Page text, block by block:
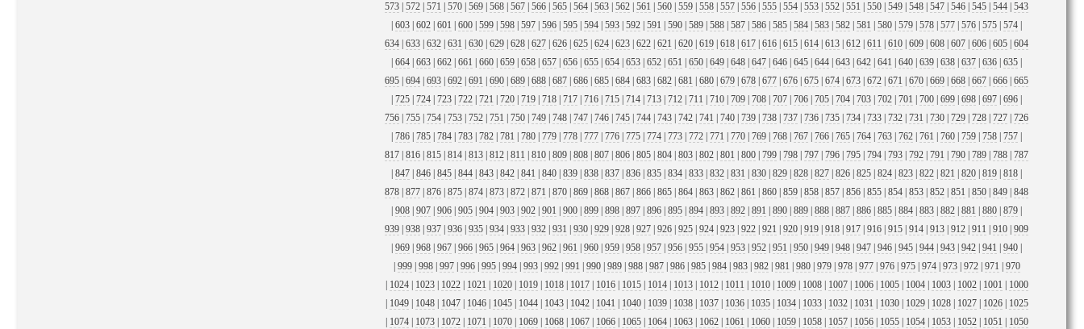
543
|
544
|
545
|
546
|
547
|
548
|
549
|
550
|
551
|
552
|
553
|
554
|
555
|
556
|
557
|
558
|
559
|
560
|
561
|
562
|
563
|
564
|
565
|
566
|
567
|
568
|
569
|
570
|
571
|
572
|
573
574
|
575
|
576
|
577
|
578
|
579
|
580
|
581
|
582
|
583
|
584
|
585
|
586
|
587
|
588
|
589
|
590
|
591
|
592
|
593
|
594
|
595
|
596
|
597
|
598
|
599
|
600
|
601
|
602
|
603
|
604
|
605
|
606
|
607
|
608
|
609
|
610
|
611
|
612
|
613
|
614
|
615
|
616
|
617
|
618
|
619
|
620
|
621
|
622
|
623
|
624
|
625
|
626
|
627
|
628
|
629
|
630
|
631
|
632
|
633
|
634
635
|
636
|
637
|
638
|
639
|
640
|
641
|
642
|
643
|
644
|
645
|
646
|
647
|
648
|
649
|
650
|
651
|
652
|
653
|
654
|
655
|
656
|
657
|
658
|
659
|
660
|
661
|
662
|
663
|
664
|
665
|
666
|
667
|
668
|
669
|
670
|
671
|
672
|
673
|
674
|
675
|
676
|
677
|
678
|
679
|
680
|
681
|
682
|
683
|
684
|
685
|
686
|
687
|
688
|
689
|
690
|
691
|
692
|
693
|
694
|
695
696
|
697
|
698
|
699
|
700
|
701
|
702
|
703
|
704
|
705
|
706
|
707
|
708
|
709
|
710
|
711
|
712
|
713
|
714
|
715
|
716
|
717
|
718
|
719
|
720
|
721
|
722
|
723
|
724
|
725
|
726
|
727
|
728
|
729
|
730
|
731
|
732
|
733
|
734
|
735
|
736
|
737
|
738
|
739
|
740
|
741
|
742
|
743
|
744
|
745
|
746
|
747
|
748
|
749
|
750
|
751
|
752
|
753
|
754
|
755
|
756
757
|
758
|
759
|
760
|
761
|
762
|
763
|
764
|
765
|
766
|
767
|
768
|
769
|
770
|
771
|
772
|
773
|
774
|
775
|
776
|
777
|
778
|
779
|
780
|
781
|
782
|
783
|
784
|
785
|
786
|
787
|
788
|
789
|
790
|
791
|
792
|
793
|
794
|
795
|
796
|
797
|
798
|
799
|
800
|
801
|
802
|
803
|
804
|
805
|
806
|
807
|
808
|
809
|
810
|
811
|
812
|
813
|
814
|
815
|
816
|
817
818
|
819
|
820
|
821
|
822
|
823
|
824
|
825
|
826
|
827
|
828
|
829
|
830
|
831
|
832
|
833
|
834
|
835
|
836
|
837
|
838
|
839
|
840
|
841
|
842
|
843
|
844
|
845
|
846
|
847
|
848
|
849
|
850
|
851
|
852
|
853
|
854
|
855
|
856
|
857
|
858
|
859
|
860
|
861
|
862
|
863
|
864
|
865
|
866
|
867
|
868
|
869
|
870
|
871
|
872
|
873
|
874
|
875
|
876
|
877
|
878
879
|
880
|
881
|
882
|
883
|
884
|
885
|
886
|
887
|
888
|
889
|
890
|
891
|
892
|
893
|
894
|
895
|
896
|
897
|
898
|
899
|
900
|
901
|
902
|
903
|
904
|
905
|
906
|
907
|
908
|
909
|
910
|
911
|
912
|
913
|
914
|
915
|
916
|
917
|
918
|
919
|
920
|
921
|
922
|
923
|
924
|
925
|
926
|
927
|
928
|
929
|
930
|
931
|
932
|
933
|
934
|
935
|
936
|
937
|
938
|
939
940
|
941
|
942
|
943
|
944
|
945
|
946
|
947
|
948
|
949
|
950
|
951
|
952
|
953
|
954
|
955
|
956
|
957
|
958
|
959
|
960
|
961
|
962
|
963
|
964
|
965
|
966
|
967
|
968
|
969
|
970
971
|
972
|
973
|
974
|
975
|
976
|
977
|
978
|
979
|
980
981
|
982
|
983
|
984
|
985
|
986
|
987
|
988
|
989
|
990
991
|
992
|
993
|
994
|
995
|
996
|
997
|
998
|
999
1000
1001
|
1002
|
1003
|
1004
|
1005
|
1006
|
1007
|
1008
|
1009
|
1010
1011
|
1012
|
1013
|
1014
|
1015
|
1016
|
1017
|
1018
|
1019
|
1020
1021
|
1022
|
1023
|
1024
1025
|
1026
|
1027
|
1028
|
1029
|
1030
1031
|
1032
|
1033
|
1034
|
1035
|
1036
|
1037
|
1038
|
1039
|
1040
1041
|
1042
|
1043
|
1044
|
1045
|
1046
|
1047
|
1048
|
1049
1050
1051
|
1052
|
1053
|
1054
|
1055
|
1056
|
1057
|
1058
|
1059
|
1060
1061
|
1062
|
1063
|
1064
|
1065
|
1066
|
1067
|
1068
|
1069
|
1070
1071
|
1072
|
1073
|
1074